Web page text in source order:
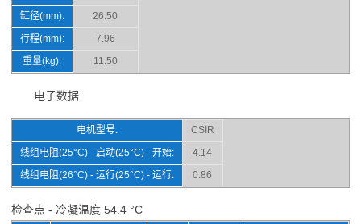
缸径(mm):
26.50
行程(mm):
7.96
重量(kg):
11.50
电子数据
电机型号:
CSIR
线组电阻(25°C) - 启动(25°C) - 开始:
4.14
线组电阻(26°C) - 运行(25°C) - 运行:
0.86
检查点 - 冷凝温度 54.4 °C